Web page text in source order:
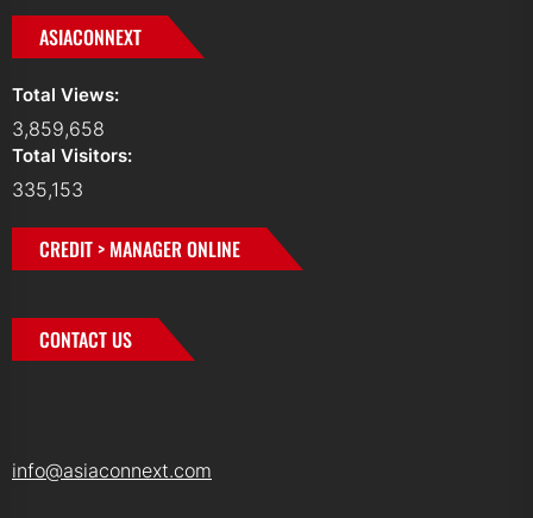
ASIACONNEXT
Total Views:
3,859,658
Total Visitors:
335,153
CREDIT > MANAGER ONLINE
CONTACT US
info@asiaconnext.com